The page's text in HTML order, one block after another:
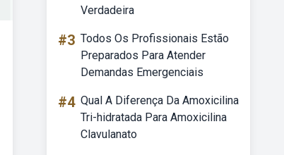
Verdadeira
#3 Todos Os Profissionais Estão
Preparados Para Atender
Demandas Emergenciais
#4 Qual A Diferença Da Amoxicilina
Tri-hidratada Para Amoxicilina
Clavulanato